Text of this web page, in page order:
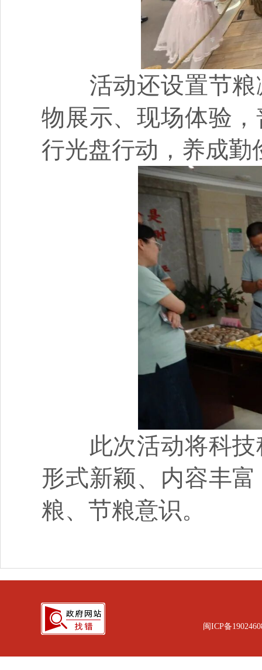
活动还设置节粮
物展示、现场体验
行光盘行动，养成勤
此次活动将科技
形式新颖、内容丰
粮、节粮意识。
闽ICP备